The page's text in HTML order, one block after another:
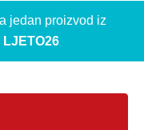
jedan proizvod iz
LJETO26